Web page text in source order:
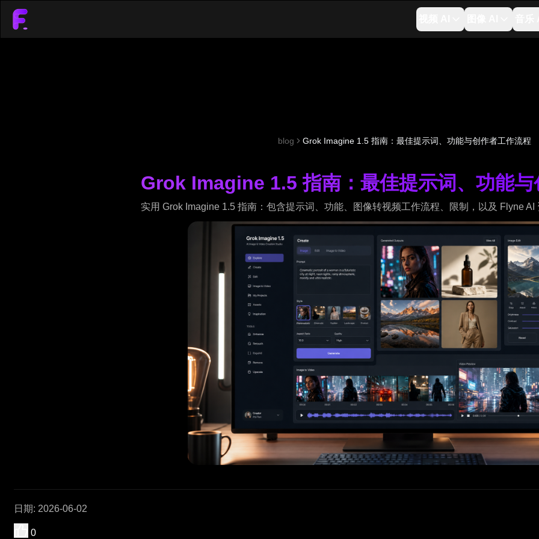
blog Grok Imagine 1.5 指南：最佳提示词、功能与创作者工作流程
Grok Imagine 1.5 指南：最佳提示词、功能与
实用 Grok Imagine 1.5 指南：包含提示词、功能、图像转视频工作流程、限制，以及 Flyne AI
日期: 2026-06-02
0